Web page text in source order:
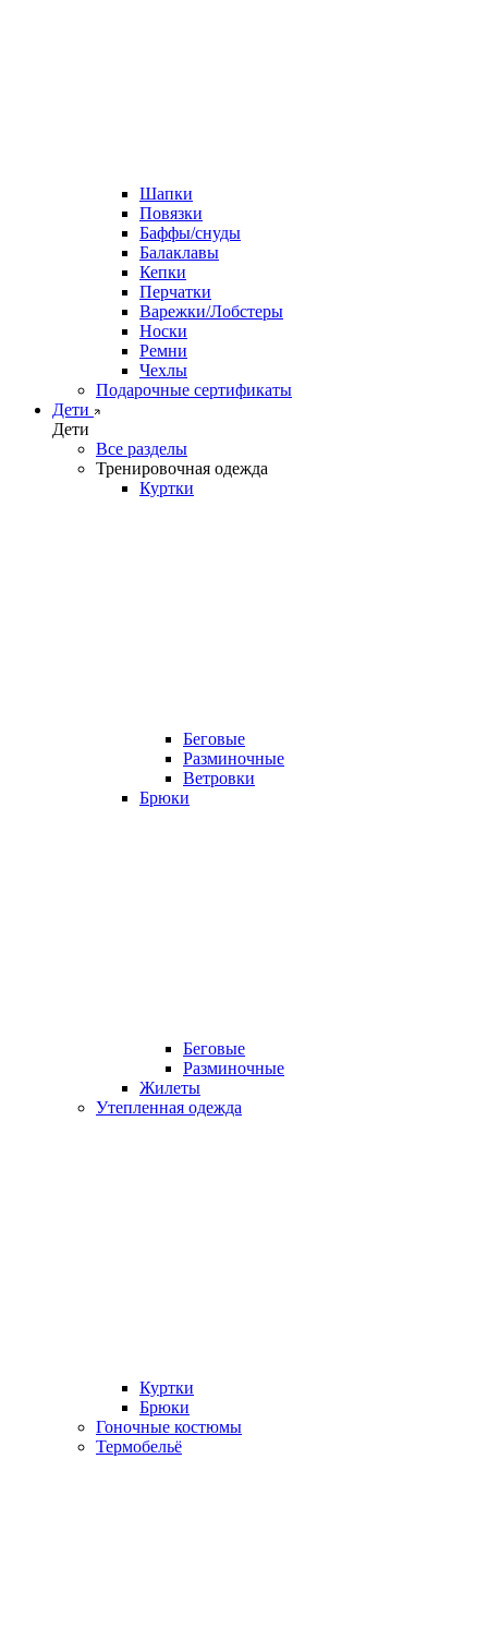
Шапки
Повязки
Баффы/снуды
Балаклавы
Кепки
Перчатки
Варежки/Лобстеры
Носки
Ремни
Чехлы
Подарочные сертификаты
Дети
Дети
Все разделы
Тренировочная одежда
Куртки
Беговые
Разминочные
Ветровки
Брюки
Беговые
Разминочные
Жилеты
Утепленная одежда
Куртки
Брюки
Гоночные костюмы
Термобельё